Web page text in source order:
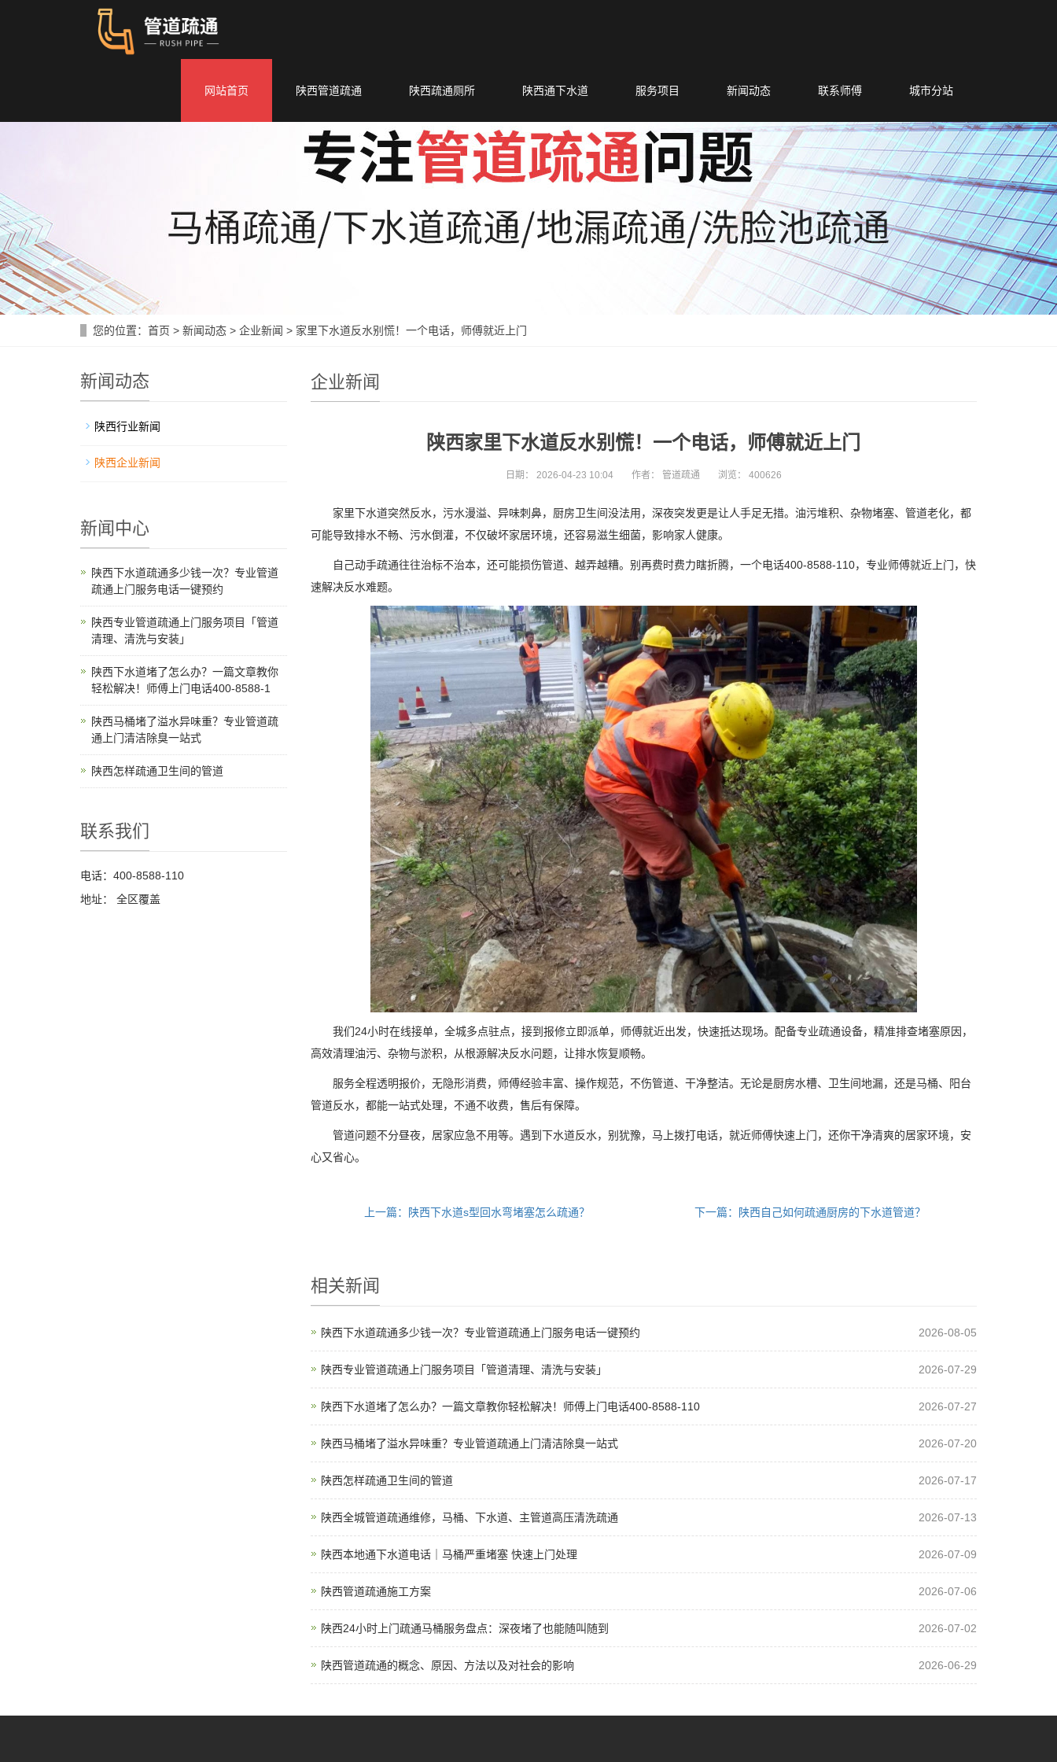
网站首页 陕西管道疏通 陕西疏通厕所 陕西通下水道 服务项目 新闻动态 联系师傅 城市分站
您的位置： 首页 > 新闻动态 > 企业新闻 > 家里下水道反水别慌！一个电话，师傅就近上门
企业新闻
陕西家里下水道反水别慌！一个电话，师傅就近上门
日期： 2026-04-23 10:04 作者： 管道疏通 浏览： 400626
家里下水道突然反水，污水漫溢、异味刺鼻，厨房卫生间没法用，深夜突发更是让人手足无措。油污堆积、杂物堵塞、管道老化，都
可能导致排水不畅、污水倒灌，不仅破坏家居环境，还容易滋生细菌，影响家人健康。
自己动手疏通往往治标不治本，还可能损伤管道、越弄越糟。别再费时费力瞎折腾，一个电话400-8588-110，专业师傅就近上门，快
速解决反水难题。
我们24小时在线接单，全城多点驻点，接到报修立即派单，师傅就近出发，快速抵达现场。配备专业疏通设备，精准排查堵塞原因，
高效清理油污、杂物与淤积，从根源解决反水问题，让排水恢复顺畅。
服务全程透明报价，无隐形消费，师傅经验丰富、操作规范，不伤管道、干净整洁。无论是厨房水槽、卫生间地漏，还是马桶、阳台
管道反水，都能一站式处理，不通不收费，售后有保障。
管道问题不分昼夜，居家应急不用等。遇到下水道反水，别犹豫，马上拨打电话，就近师傅快速上门，还你干净清爽的居家环境，安
心又省心。
上一篇：陕西下水道s型回水弯堵塞怎么疏通？ 下一篇：陕西自己如何疏通厨房的下水道管道？
相关新闻
陕西下水道疏通多少钱一次？专业管道疏通上门服务电话一键预约 2026-08-05
陕西专业管道疏通上门服务项目「管道清理、清洗与安装」 2026-07-29
陕西下水道堵了怎么办？一篇文章教你轻松解决！师傅上门电话400-8588-110 2026-07-27
陕西马桶堵了溢水异味重？专业管道疏通上门清洁除臭一站式 2026-07-20
陕西怎样疏通卫生间的管道 2026-07-17
陕西全城管道疏通维修，马桶、下水道、主管道高压清洗疏通 2026-07-13
陕西本地通下水道电话｜马桶严重堵塞 快速上门处理 2026-07-09
陕西管道疏通施工方案 2026-07-06
陕西24小时上门疏通马桶服务盘点：深夜堵了也能随叫随到 2026-07-02
陕西管道疏通的概念、原因、方法以及对社会的影响 2026-06-29
新闻动态
陕西行业新闻
陕西企业新闻
新闻中心
陕西下水道疏通多少钱一次？专业管道
疏通上门服务电话一键预约
陕西专业管道疏通上门服务项目「管道
清理、清洗与安装」
陕西下水道堵了怎么办？一篇文章教你
轻松解决！师傅上门电话400-8588-1
陕西马桶堵了溢水异味重？专业管道疏
通上门清洁除臭一站式
陕西怎样疏通卫生间的管道
联系我们
电话：400-8588-110
地址： 全区覆盖